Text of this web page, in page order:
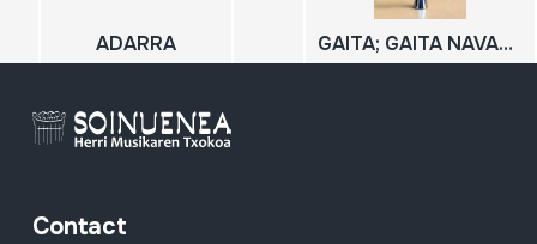
ADARRA GAITA; GAITA NAVARRA; DULZAINA; DULTZAINA
Contact